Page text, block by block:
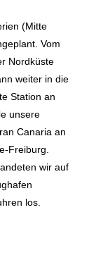
(Mitte
Vom
Nordküste
weiter in die
Station an
unsere
Canaria an
Freiburg.
wir auf
los.